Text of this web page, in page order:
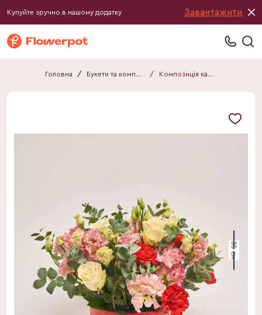
Купуйте зручно в нашому додатку Завантажити
Головна / Букети та композиції / Композиція кашпо 616
35 см